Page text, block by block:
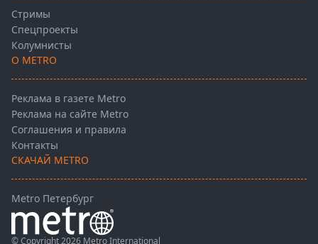
Стримы
Спецпроекты
Колумнисты
О METRO
Реклама в газете Metro
Реклама на сайте Metro
Соглашения и правила
Контакты
СКАЧАЙ METRO
Metro Петербург
© Copyright 2026 Metro International